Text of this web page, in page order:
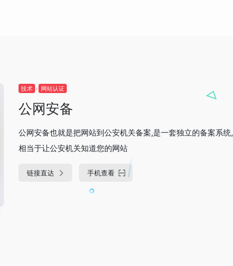
技术 网站认证
公网安备
公网安备也就是把网站到公安机关备案,是一套独立的备案系统,
相当于让公安机关知道您的网站
链接直达 手机查看